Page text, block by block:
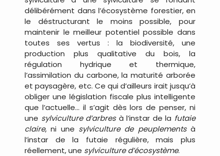
délibérément dans l’écosystème forestier, en
le déstructurant le moins possible, pour
maintenir le meilleur potentiel possible dans
toutes ses vertus : la biodiversité, une
production plus qualitative du bois, la
régulation hydrique et thermique,
l’assimilation du carbone, la maturité arborée
et paysagère, etc. Ce qui d’ailleurs irait jusqu’à
obliger une législation fiscale plus intelligente
que l’actuelle… il s’agit dès lors de penser, ni
une sylviculture d’arbresà l’instar de la futaie
claire, ni une sylviculture de peuplementsà
l’instar de la futaie régulière, mais plus
réellement, une sylviculture d’écosystème.